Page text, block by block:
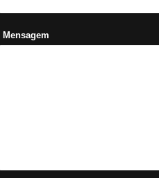
Mensagem